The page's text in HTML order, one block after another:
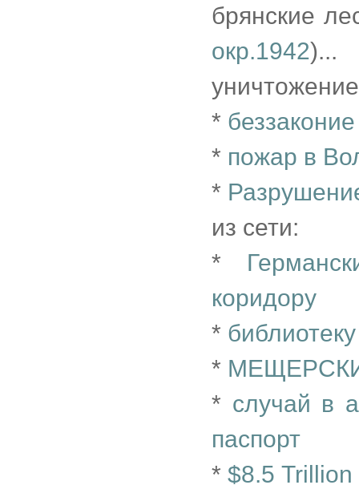
брянские
окр.1942)...
*
* пожар в
*
из сети:
*
коридору
*
*
* случай в
паспорт
* $8.5